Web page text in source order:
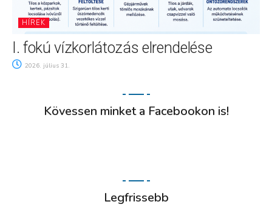
HÍREK
I. fokú vízkorlátozás elrendelése
2026. július 31.
Kövessen minket a Facebookon is!
Legfrissebb